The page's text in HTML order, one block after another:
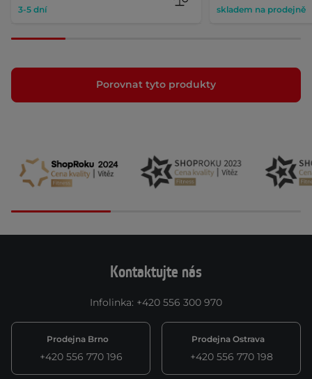
3-5 dní skladem na prodejně
Porovnat tyto produkty
Kontaktujte nás
Infolinka: +420 556 300 970
Prodejna Brno
+420 556 770 196
Prodejna Ostrava
+420 556 770 198